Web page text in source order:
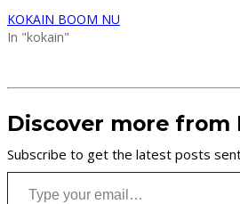
KOKAIN BOOM NU
In "kokain"
Discover more from
Subscribe to get the latest posts
Type your email…